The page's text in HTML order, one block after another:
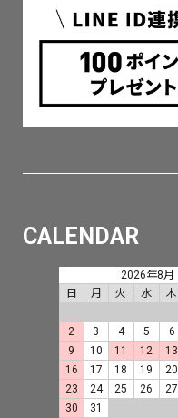
CALENDAR
2026年8月
日
月 火 水 木
2
3 4 5 6
9
10 11 12 13
16
17 18 19 20
23
24 25 26 27
30
31